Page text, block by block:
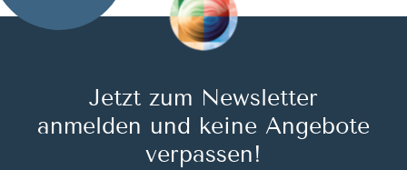
Jetzt zum Newsletter
anmelden und keine Angebote
verpassen!